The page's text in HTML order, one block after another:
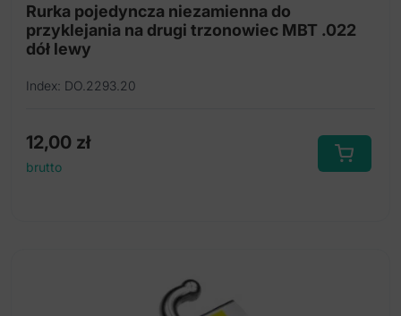
Rurka pojedyncza niezamienna do
przyklejania na drugi trzonowiec MBT .022
dół lewy
Index: DO.2293.20
12,00 zł
brutto